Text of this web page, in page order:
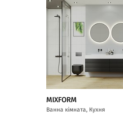
MIXFORM
Ванна кімната, Кухня